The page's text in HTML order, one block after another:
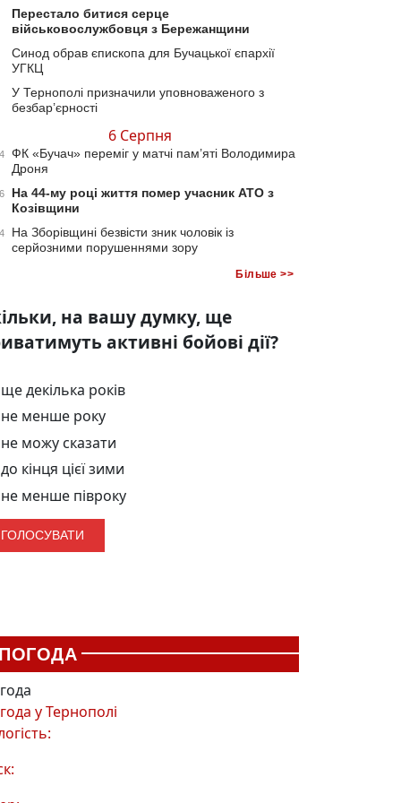
Перестало битися серце
військовослужбовця з Бережанщини
Синод обрав єпископа для Бучацької єпархії
УГКЦ
У Тернополі призначили уповноваженого з
безбар’єрності
6 Серпня
ФК «Бучач» переміг у матчі пам’яті Володимира
Дроня
На 44-му році життя помер учасник АТО з
Козівщини
На Зборівщині безвісти зник чоловік із
серйозними порушеннями зору
Більше >>
на вашу думку, ще
активні бойові дії?
ще декілька років
не менше року
не можу сказати
до кінця цієї зими
не менше півроку
ПОГОДА
уТернополі